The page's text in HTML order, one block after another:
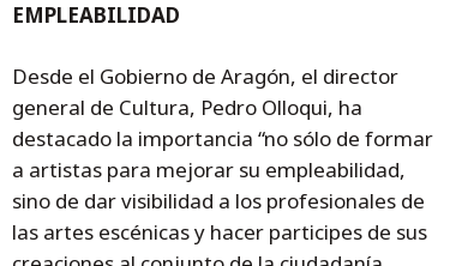
EMPLEABILIDAD
Desde el Gobierno de Aragón, el director
general de Cultura, Pedro Olloqui, ha
destacado la importancia “no sólo de formar
a artistas para mejorar su empleabilidad,
sino de dar visibilidad a los profesionales de
las artes escénicas y hacer participes de sus